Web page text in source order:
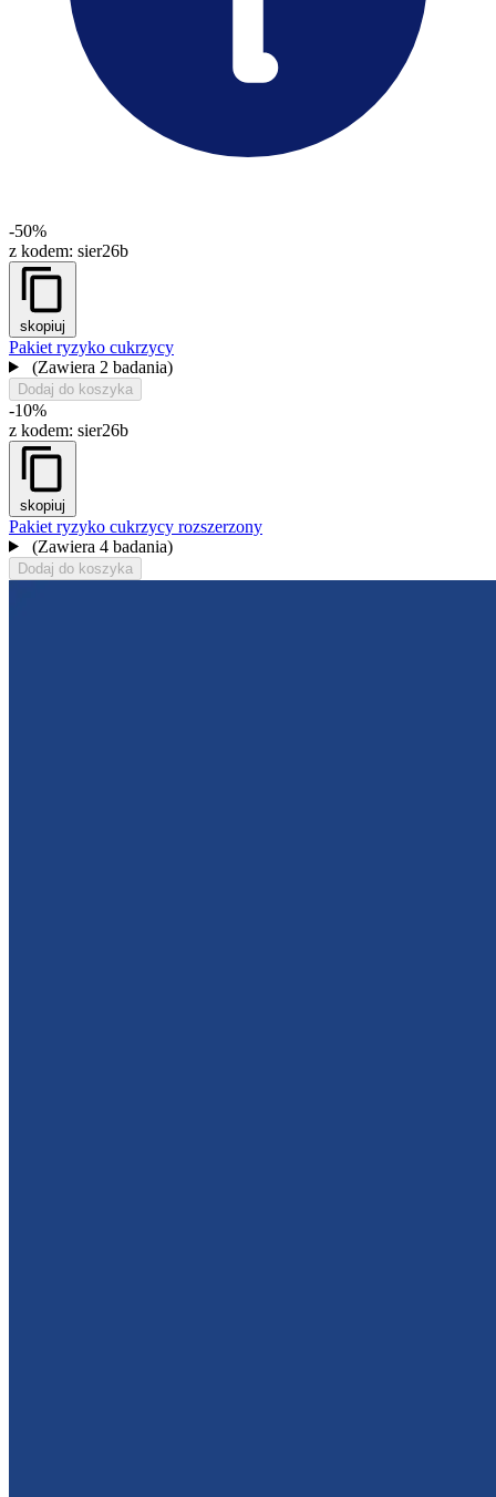
-50%
z kodem: sier26b
skopiuj
Pakiet ryzyko cukrzycy
(Zawiera 2 badania)
Dodaj do koszyka
-10%
z kodem: sier26b
skopiuj
Pakiet ryzyko cukrzycy rozszerzony
(Zawiera 4 badania)
Dodaj do koszyka